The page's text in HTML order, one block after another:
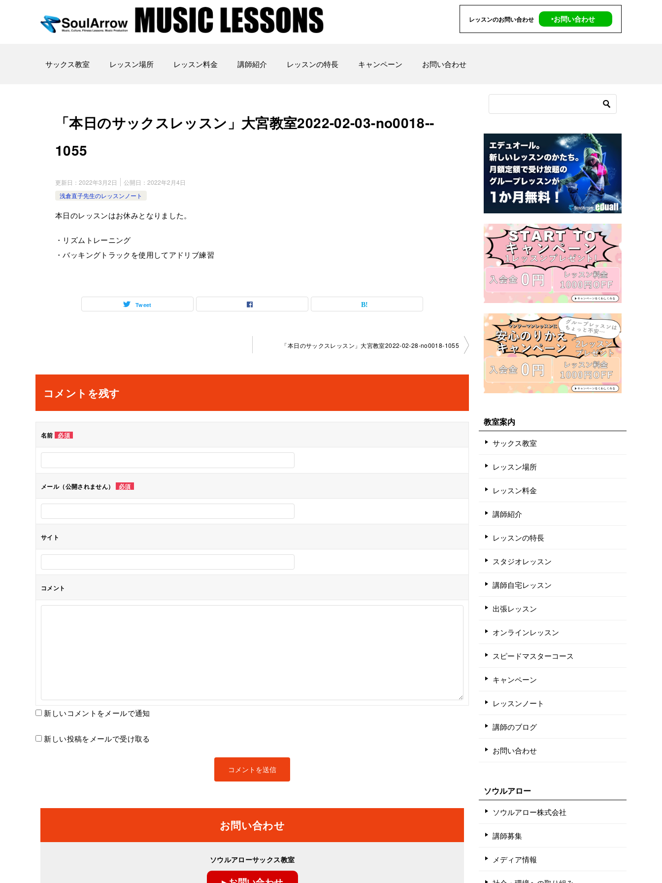
レッスンのお問い合わせ ‣お問い合わせ
サックス教室 レッスン場所 レッスン料金 講師紹介 レッスンの特長 キャンペーン お問い合わせ
「本日のサックスレッスン」大宮教室2022-02-03-­no0018-­
1055
更新日： 2022年3月2日 公開日： 2022年2月4日
浅倉直子先生のレッスンノート
本日のレッスンはお休みとなりました。
・リズムトレーニング
・バッキングトラックを使用してアドリブ練習
Tweet
ナ
ビ
ゲ
ー
シ
ョ
「本日のサックスレッスン」大宮教室2022-02-28-­no0018-­1055
コメントを残す
名前 必須
メール（公開されません） 必須
サイト
コメント
新しいコメントをメールで通知
新しい投稿をメールで受け取る
お問い合わせ
ソウルアローサックス教室
教室案内
サックス教室
レッスン場所
レッスン料金
講師紹介
レッスンの特長
スタジオレッスン
講師自宅レッスン
出張レッスン
オンラインレッスン
スピードマスターコース
キャンペーン
レッスンノート
講師のブログ
お問い合わせ
ソウルアロー
ソウルアロー株式会社
講師募集
メディア情報